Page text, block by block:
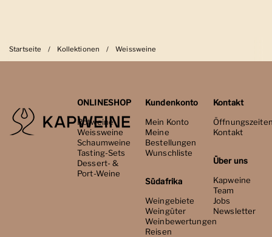
Startseite / Kollektionen / Weissweine
ONLINESHOP
Rotweine
Weissweine
Schaumweine
Tasting-Sets
Dessert- &
Port-Weine
Kundenkonto
Mein Konto
Meine
Bestellungen
Wunschliste
Südafrika
Weingebiete
Weingüter
Weinbewertungen
Reisen
Kontakt
Kontakt
Über uns
Kapweine
Team
Jobs
Newsletter